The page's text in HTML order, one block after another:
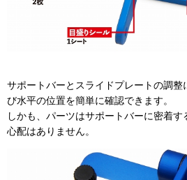
サポートバーとスライドプレートの調整
び水平の位置を簡単に確認できます。
しかも、パーツはサポートバーに密着
心配はありません。